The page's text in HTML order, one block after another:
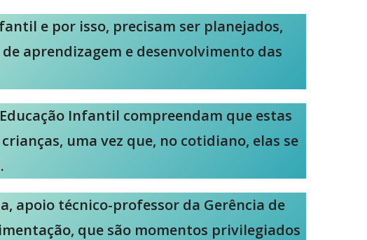
e por isso, precisam ser planejados,
aprendizagem e desenvolvimento das
Infantil compreendam que estas
uma vez que, no cotidiano, elas se
apoio técnico-professor da Gerência de
que são momentos privilegiados